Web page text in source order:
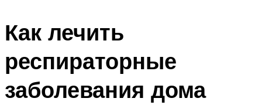
Как лечить
респираторные
заболевания дома